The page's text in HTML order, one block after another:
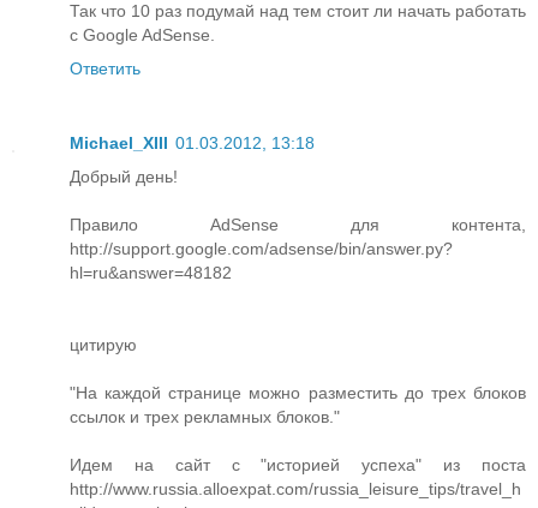
Так что 10 раз подумай над тем стоит ли начать работать
с Google AdSense.
Ответить
Michael_XIII 01.03.2012, 13:18
Добрый день!
Правило AdSense для контента,
http://support.google.com/adsense/bin/answer.py?
hl=ru&answer=48182
цитирую
"На каждой странице можно разместить до трех блоков
ссылок и трех рекламных блоков."
Идем на сайт с "историей успеха" из поста
http://www.russia.alloexpat.com/russia_leisure_tips/travel_h